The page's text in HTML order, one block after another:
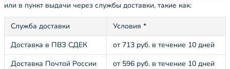
или в пункт выдачи через службы доставки, такие как:
Служба доставки
Условия *
Доставка в ПВЗ СДЕК
от 713 руб. в течение 10 дней
Доставка Почтой России
от 596 руб. в течение 10 дней